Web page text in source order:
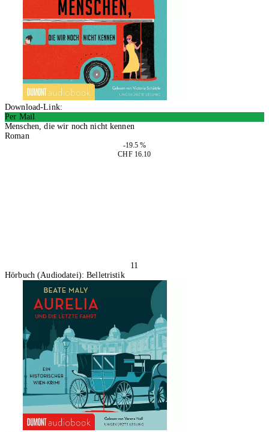
Download-Link:
Per Mail
Menschen, die wir noch nicht kennen
Roman
-19.5 %
CHF 16.10
11
Hörbuch (Audiodatei): Belletristik